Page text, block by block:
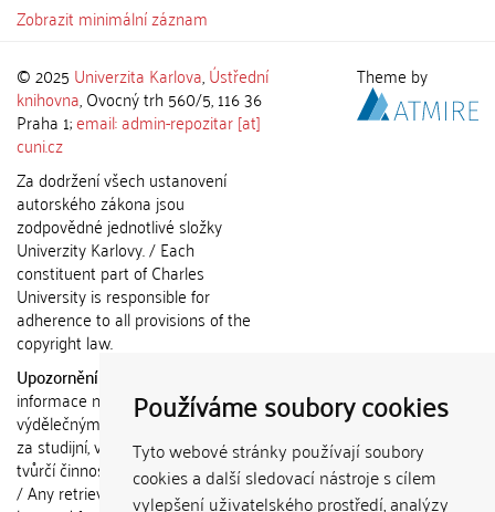
Používáme soubory cookies
Tyto webové stránky používají soubory
cookies a další sledovací nástroje s cílem
vylepšení uživatelského prostředí, analýzy
Zobrazit minimální záznam
© 2025 Univerzita Karlova,Ústřední
knihovna, Ovocný trh 560/5, 116 36
Praha 1;email: admin-repozitar [at]
cuni.cz
Za dodržení všech ustanovení
autorského zákona jsou
zodpovědné jednotlivé složky
Univerzity Karlovy. / Each
constituent part of Charles
University is responsible for
adherence to all provisions of the
copyright law.
Upozornění / Notice:
informace nemohou být použity k
výdělečným účelům nebo vydávány
za studijní, vědeckou nebo jinou
tvůrčí činnost jiné osoby než autora.
/ Any retrieved information shall not
Theme by